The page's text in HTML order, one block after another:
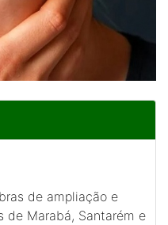
de ampliação e
de Marabá, Santarém e